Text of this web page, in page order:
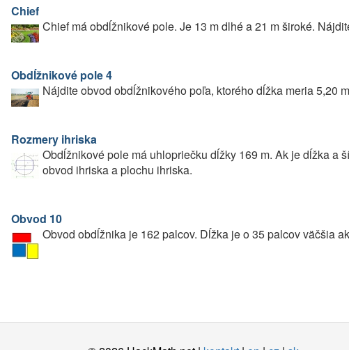
Chief
Chief má obdĺžnikové pole. Je 13 m dlhé a 21 m široké.
Obdĺžnikové pole 4
Nájdite obvod obdĺžnikového poľa, ktorého dĺžka meria 5,20
Rozmery ihriska
Obdĺžnikové pole má uhlopriečku dĺžky 169 m. Ak je dĺžka a
obvod ihriska a plochu ihriska.
Obvod 10
Obvod obdĺžnika je 162 palcov. Dĺžka je o 35 palcov väčšia